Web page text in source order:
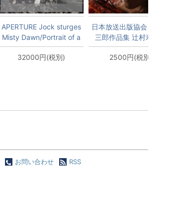
APERTURE Jock sturges
Misty Dawn/Portrait of a
Muse
32000円(税別)
日本放送出版協会 辻村寿
三郎作品集 辻村寿三郎
新八犬伝
2500円(税別)
お問い合わせ RSS